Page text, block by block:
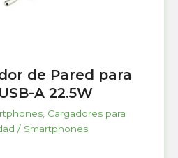
de Pared para
A 22.5W
Cargadores para
/ Smartphones